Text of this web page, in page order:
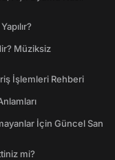
Müziksiz
İşlemleri Rehberi
İçin Güncel San
mi?